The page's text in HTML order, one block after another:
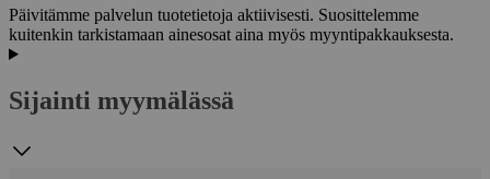
Päivitämme palvelun tuotetietoja aktiivisesti. Suosittelemme
kuitenkin tarkistamaan ainesosat aina myös myyntipakkauksesta.
Sijainti myymälässä